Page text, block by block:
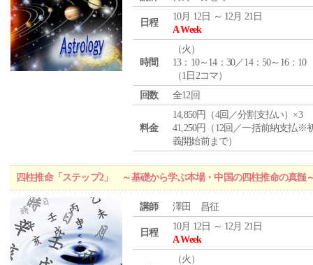
日程
10月 12日 ～ 12月 21日
A Week
時間
（火 ）
13：10～14：30／14：50～16：10
（1日2コマ）
回数
全12回
料金
14,850円（4回／分割支払い）×3
41,250円（12回／一括前納支払※
義開始前まで）
四柱推命「ステップ2」 ～基礎から学ぶ本場・中国の四柱推命の真髄
講師 澤田 昌征
日程
10月 12日 ～ 12月 21日
A Week
（火 ）